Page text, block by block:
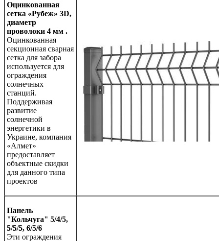
Оцинкованная
сетка «Рубеж» 3D,
диаметр
проволоки 4 мм .
Оцинкованная
секционная сварная
сетка для забора
используется для
ограждения
солнечных
станций.
Поддерживая
развитие
солнечной
энергетики в
Украине, компания
«Алмет»
предоставляет
объектные скидки
для данного типа
проектов
Панель
"Кольчуга" 5/4/5,
5/5/5, 6/5/6
Эти ограждения